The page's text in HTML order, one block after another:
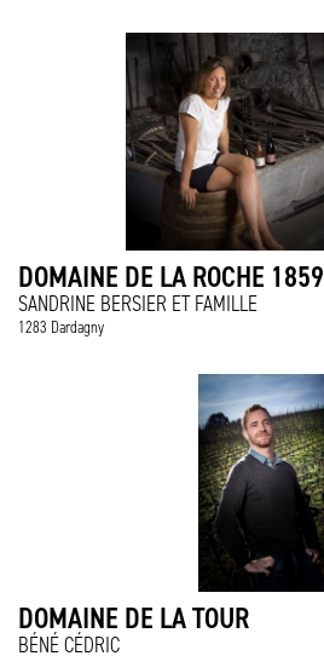
DOMAINE DE LA ROCHE 1859
SANDRINE BERSIER ET FAMILLE
1283 Dardagny
DOMAINE DE LA TOUR
BÉNÉ CÉDRIC